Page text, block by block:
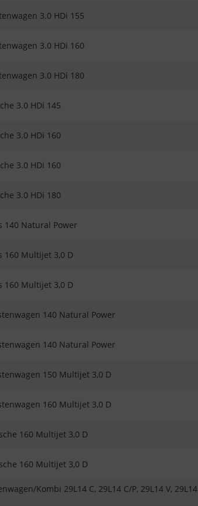
3.0 HDi 155
3.0 HDi 160
3.0 HDi 180
3.0 HDi 145
3.0 HDi 160
3.0 HDi 160
3.0 HDi 180
140 Natural Power
160 Multijet 3,0 D
160 Multijet 3,0 D
140 Natural Power
140 Natural Power
150 Multijet 3,0 D
160 Multijet 3,0 D
160 Multijet 3,0 D
160 Multijet 3,0 D
Kombi 29L14 C, 29L14 C/P, 29L14 V, 29L14